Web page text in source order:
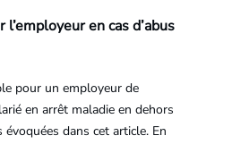
l’employeur en cas d’abus
pour un employeur de
en arrêt maladie en dehors
dans cet article. En